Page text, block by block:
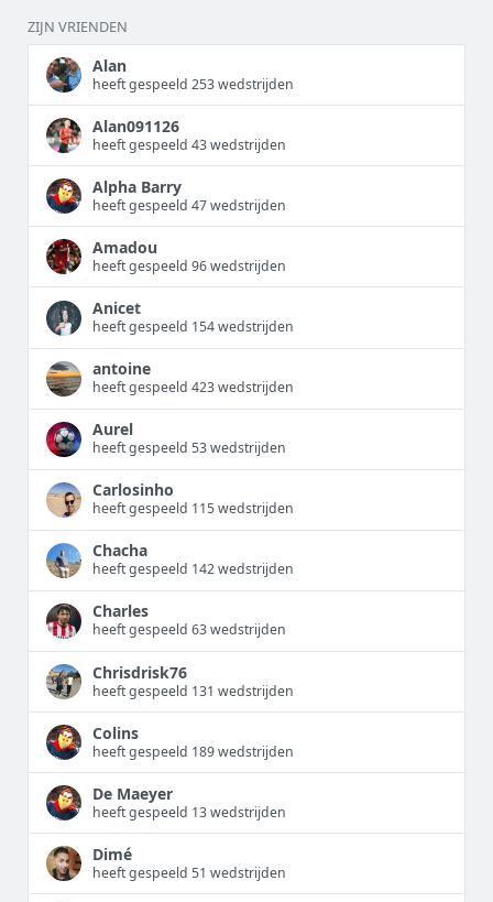
ZIJN VRIENDEN
Alan
heeft gespeeld 253 wedstrijden
Alan091126
heeft gespeeld 43 wedstrijden
Alpha Barry
heeft gespeeld 47 wedstrijden
Amadou
heeft gespeeld 96 wedstrijden
Anicet
heeft gespeeld 154 wedstrijden
antoine
heeft gespeeld 423 wedstrijden
Aurel
heeft gespeeld 53 wedstrijden
Carlosinho
heeft gespeeld 115 wedstrijden
Chacha
heeft gespeeld 142 wedstrijden
Charles
heeft gespeeld 63 wedstrijden
Chrisdrisk76
heeft gespeeld 131 wedstrijden
Colins
heeft gespeeld 189 wedstrijden
De Maeyer
heeft gespeeld 13 wedstrijden
Dimé
heeft gespeeld 51 wedstrijden